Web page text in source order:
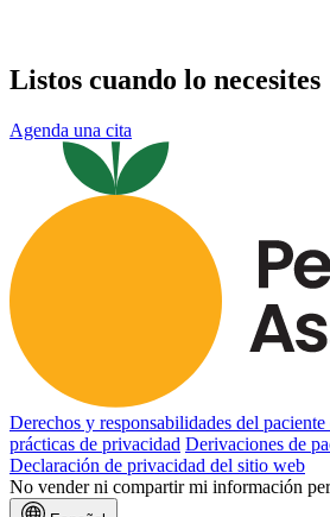
Listos cuando lo necesites
Agenda una cita
Derechos y responsabilidades del
prácticas de privacidad Derivaciones de
Declaración de privacidad del sitio web
No vender ni compartir mi información